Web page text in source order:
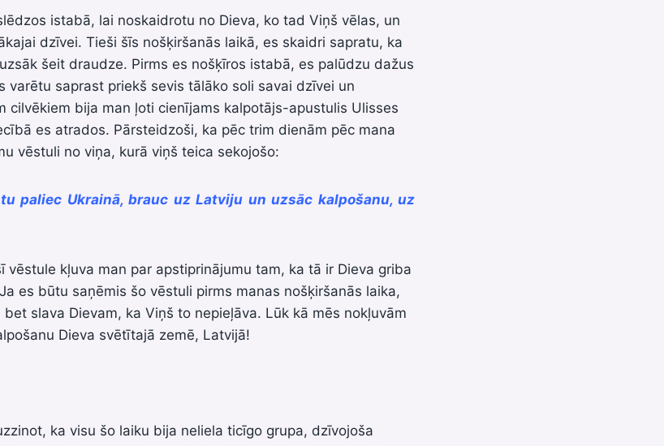
istabā, lai noskaidrotu no Dieva, ko tad Viņš vēlas, un
dzīvei. Tieši šīs nošķiršanās laikā, es skaidri sapratu, ka
šeit draudze. Pirms es nošķīros istabā, es palūdzu dažus
varētu saprast priekš sevis tālāko soli savai dzīvei un
cilvēkiem bija man ļoti cienījams kalpotājs-apustulis Ulisses
es atrados. Pārsteidzoši, ka pēc trim dienām pēc mana
vēstuli no viņa, kurā viņš teica sekojošo:
paliec Ukrainā, brauc uz Latviju un uzsāc kalpošanu, uz
vēstule kļuva man par apstiprinājumu tam, ka tā ir Dieva griba
es būtu saņēmis šo vēstuli pirms manas nošķiršanās laika,
slava Dievam, ka Viņš to nepieļāva. Lūk kā mēs nokļuvām
Dieva svētītajā zemē, Latvijā!
ka visu šo laiku bija neliela ticīgo grupa, dzīvojoša